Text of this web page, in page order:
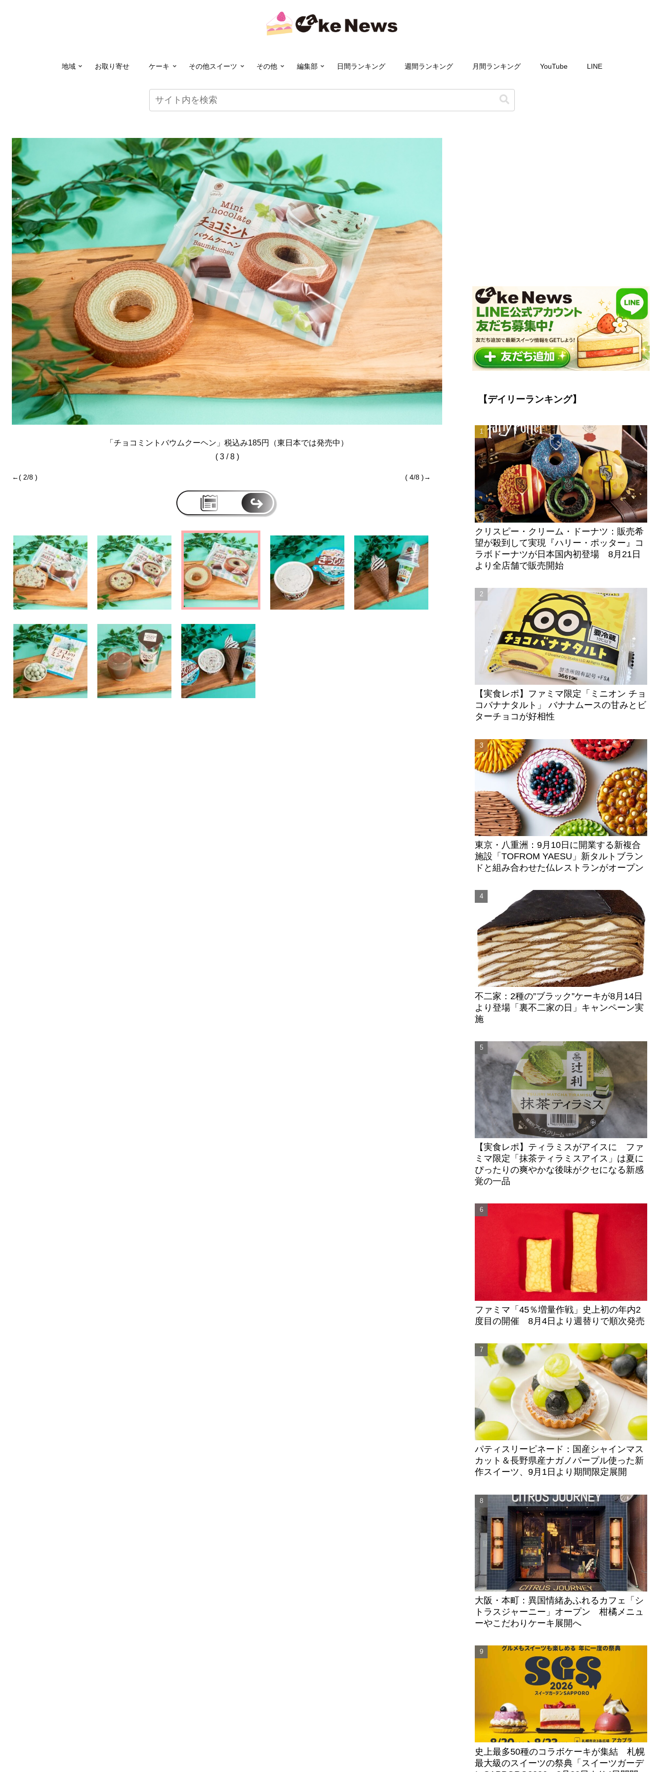
地域 お取り寄せ ケーキ その他スイーツ その他 編集部 日間ランキング 週間ランキング 月間ランキング YouTube LINE
「チョコミントバウムクーヘン」税込み185円（東日本では発売中）
( 3 / 8 )
←( 2/8 ) ( 4/8 )→
【デイリーランキング】
クリスピー・クリーム・ドーナツ：販売希
望が殺到して実現『ハリー・ポッター』コ
ラボドーナツが日本国内初登場 8月21日
より全店舗で販売開始
【実食レポ】ファミマ限定「ミニオン チョ
コバナナタルト」 バナナムースの甘みとビ
ターチョコが好相性
東京・八重洲：9月10日に開業する新複合
施設「TOFROM YAESU」新タルトブラン
ドと組み合わせた仏レストランがオープン
不二家：2種の”ブラック”ケーキが8月14日
より登場「裏不二家の日」キャンペーン実
施
【実食レポ】ティラミスがアイスに ファ
ミマ限定「抹茶ティラミスアイス」は夏に
ぴったりの爽やかな後味がクセになる新感
覚の一品
ファミマ「45％増量作戦」史上初の年内2
度目の開催 8月4日より週替りで順次発売
パティスリーピネード：国産シャインマス
カット＆長野県産ナガノパープル使った新
作スイーツ、9月1日より期間限定展開
大阪・本町：異国情緒あふれるカフェ「シ
トラスジャーニー」オープン 柑橘メニュ
ーやこだわりケーキ展開へ
史上最多50種のコラボケーキが集結 札幌
最大級のスイーツの祭典「スイーツガーデ